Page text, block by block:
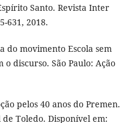
Santo. Revista Inter
631, 2018.
do movimento Escola sem
discurso. São Paulo: Ação
pelos 40 anos do Premen.
Toledo. Disponível em: